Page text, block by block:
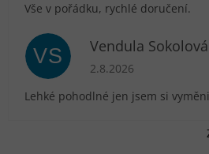
Vše v pořádku, rychlé doručení.
VS Vendula Sokolová
Hodnocení obchodu je
2.8.2026
Lehké pohodlné jen jsem si